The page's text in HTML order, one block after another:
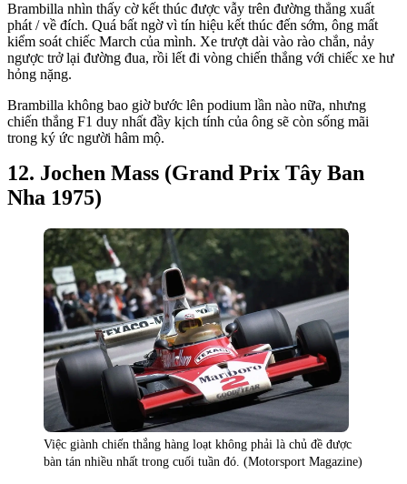
Brambilla nhìn thấy cờ kết thúc được vẫy trên đường thẳng xuất
phát / về đích. Quá bất ngờ vì tín hiệu kết thúc đến sớm, ông mất
kiểm soát chiếc March của mình. Xe trượt dài vào rào chắn, nảy
ngược trở lại đường đua, rồi lết đi vòng chiến thắng với chiếc xe hư
hỏng nặng.
Brambilla không bao giờ bước lên podium lần nào nữa, nhưng
chiến thắng F1 duy nhất đầy kịch tính của ông sẽ còn sống mãi
trong ký ức người hâm mộ.
Jochen Mass (Grand Prix Tây Ban
Nha 1975)
Việc giành chiến thắng hàng loạt không phải là chủ đề được
bàn tán nhiều nhất trong cuối tuần đó. (Motorsport Magazine)